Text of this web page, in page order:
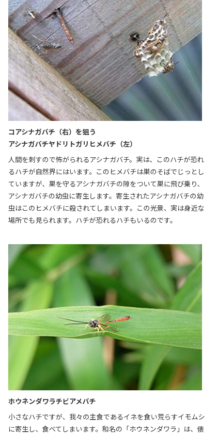
コアシナガバチ（右）を狙う
アシナガバチヤドリトガリヒメバチ（左）
人間を刺すので怖がられるアシナガバチ。実は、このハチが恐れ
るハチが自然界にはいます。このヒメバチは巣のそばでじっとし
ていますが、巣を守るアシナガバチの隙をついて巣に飛び乗り、
アシナガバチの幼虫に寄生します。寄生されたアシナガバチの幼
虫はこのヒメバチに殺されてしまいます。この光景、実は身近な
場所でも見られます。ハチが恐れるハチもいるのです。
ホウネンダワラチビアメバチ
小さなハチですが、我々の主食であるイネを食い荒らすイモムシ
に寄生し、食べてしまいます。和名の「ホウネンダワラ」は、俵